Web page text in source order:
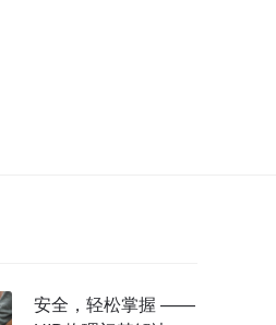
安全，轻松掌握 ——